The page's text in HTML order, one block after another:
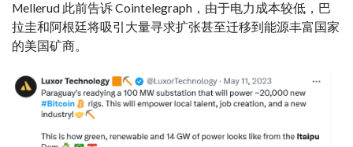
Mellerud 此前告诉 Cointelegraph，由于电力成本较低，巴
拉圭和阿根廷将吸引大量寻求扩张甚至迁移到能源丰富国家
的美国矿商。